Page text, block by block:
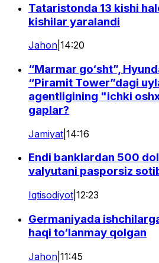
Tataristonda 13 kishi
kishilar yaralandi
Jahon 14:20
“Marmar go‘sht”,
“Piramit Tower”dagi
agentligining "ichki
gaplar?
Jamiyat 14:16
Endi banklardan 500
valyutani pasporsiz
Iqtisodiyot 12:23
Germaniyada
haqi to‘lanmay qolgan
Jahon 11:45